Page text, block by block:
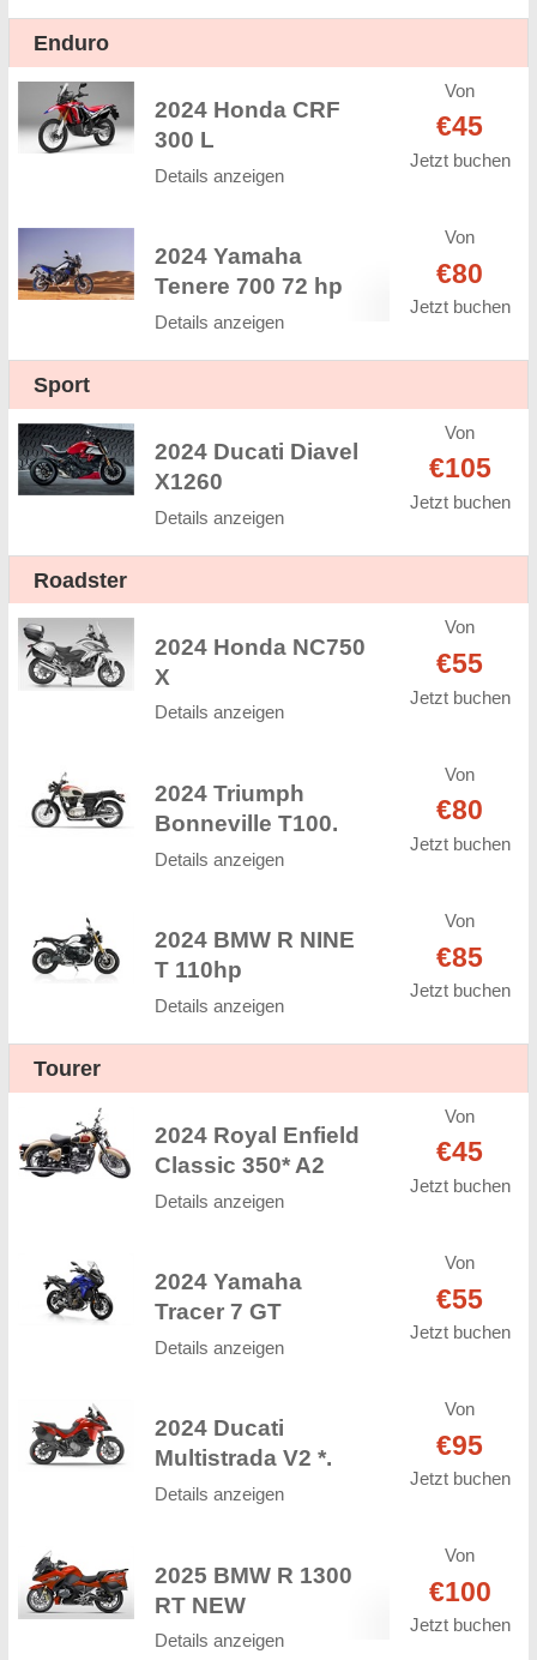
Enduro
2024 Honda CRF
300 L
Details anzeigen
Von
€45
Jetzt buchen
2024 Yamaha
Tenere 700 72 hp
Details anzeigen
Von
€80
Jetzt buchen
Sport
2024 Ducati Diavel
X1260
Details anzeigen
Von
€105
Jetzt buchen
Roadster
2024 Honda NC750
X
Details anzeigen
Von
€55
Jetzt buchen
2024 Triumph
Bonneville T100.
Details anzeigen
Von
€80
Jetzt buchen
2024 BMW R NINE
T 110hp
Details anzeigen
Von
€85
Jetzt buchen
Tourer
2024 Royal Enfield
Classic 350* A2
Details anzeigen
Von
€45
Jetzt buchen
2024 Yamaha
Tracer 7 GT
Details anzeigen
Von
€55
Jetzt buchen
2024 Ducati
Multistrada V2 *.
Details anzeigen
Von
€95
Jetzt buchen
2025 BMW R 1300
RT NEW
Details anzeigen
Von
€100
Jetzt buchen